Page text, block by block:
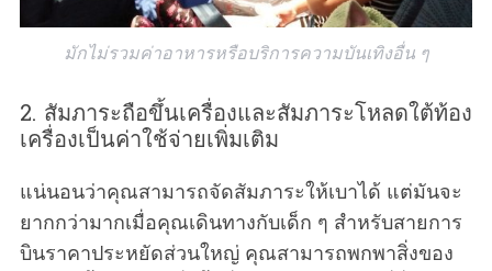
มักไม่รวมค่าอาหารหรือบริการความบันเทิงอื่น ๆ
2. สัมภาระถือขึ้นเครื่องและสัมภาระโหลดใต้ท้อง
เครื่องเป็นค่าใช้จ่ายเพิ่มเติม
แน่นอนว่าคุณสามารถจัดสัมภาระให้เบาได้ แต่มันจะ
ยากกว่ามากเมื่อคุณเดินทางกับเด็ก ๆ สำหรับสายการ
บินราคาประหยัดส่วนใหญ่ คุณสามารถพกพาสิ่งของ